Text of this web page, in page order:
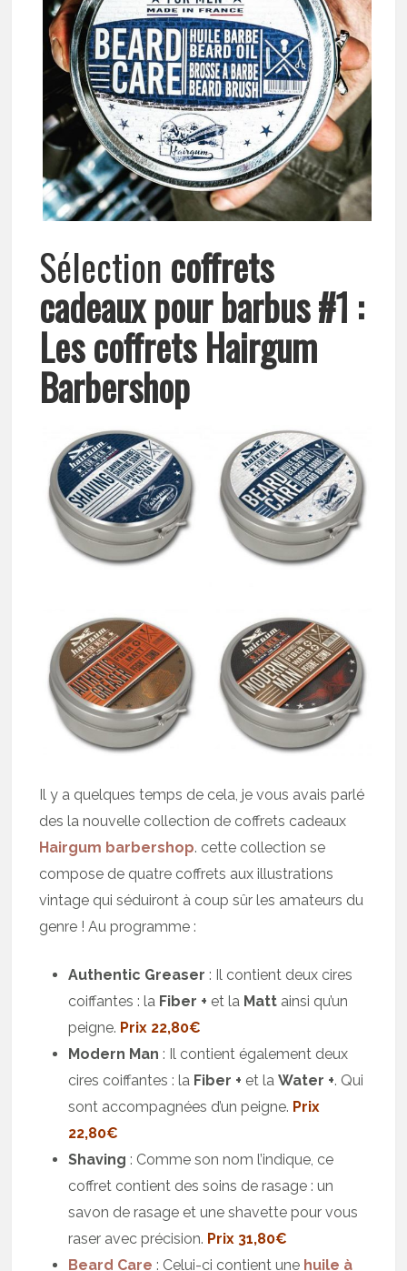
Sélection coffrets
cadeaux pour barbus #1 :
Les coffrets Hairgum
Barbershop
Il y a quelques temps de cela, je vous avais parlé
des la nouvelle collection de coffrets cadeaux
Hairgum barbershop. cette collection se
compose de quatre coffrets aux illustrations
vintage qui séduiront à coup sûr les amateurs du
genre ! Au programme :
Authentic Greaser : Il contient deux cires
coiffantes : la Fiber + et la Matt ainsi qu’un
peigne. Prix 22,80€
Modern Man : Il contient également deux
cires coiffantes : la Fiber + et laWater +. Qui
sont accompagnées d’un peigne. Prix
22,80€
Shaving : Comme son nom l’indique, ce
coffret contient des soins de rasage : un
savon de rasage et une shavette pour vous
raser avec précision. Prix 31,80€
Beard Care : Celui-ci contient une huile à